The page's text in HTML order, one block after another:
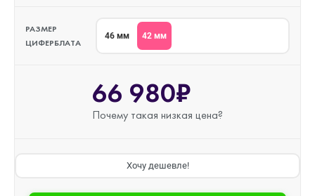
РАЗМЕР
ЦИФЕРБЛАТА
46 мм 42 мм
66 980₽
Почему такая низкая цена?
Хочу дешевле!